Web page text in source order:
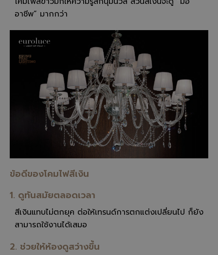
อาชีพ” มากกว่า
ข้อดีของโคมไฟสีเงิน
1. ดูทันสมัยตลอดเวลา
สีเงินแทบไม่ตกยุค ต่อให้เทรนด์การตกแต่งเปลี่ยนไป ก็ยัง
สามารถใช้งานได้เสมอ
2. ช่วยให้ห้องดูสว่างขึ้น